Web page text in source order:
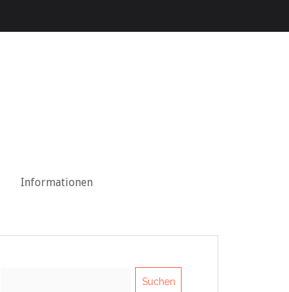
Informationen